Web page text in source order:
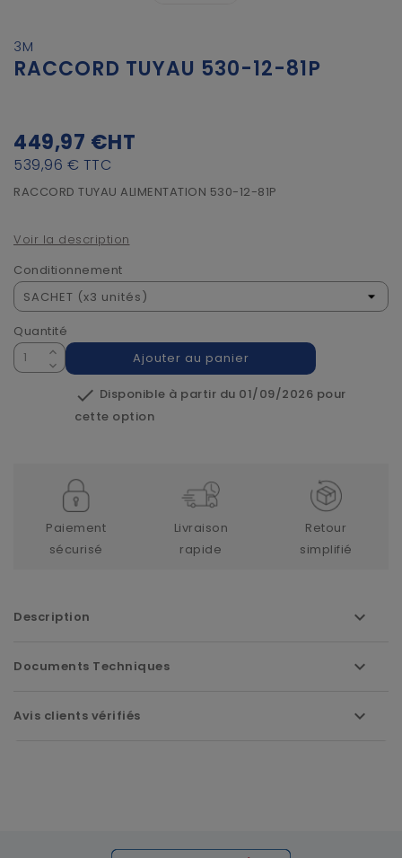
3M
RACCORD TUYAU 530-12-81P
449,97 €HT
539,96 € TTC
RACCORD TUYAU ALIMENTATION 530-12-81P
Voir la description
Conditionnement
Quantité
Ajouter au panier
 Disponible à partir du 01/09/2026 pour
cette option
Paiement
sécurisé
Livraison
rapide
Retour
simplifié
Description
Documents Techniques
Avis clients vérifiés